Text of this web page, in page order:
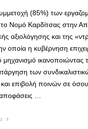
(85%) των
Νομό Καρδίτσας στην
αξιολόγησης και της
οποία η κυβέρνηση
ικανοποιώντας
των
και επιβολή ποινών σε
…